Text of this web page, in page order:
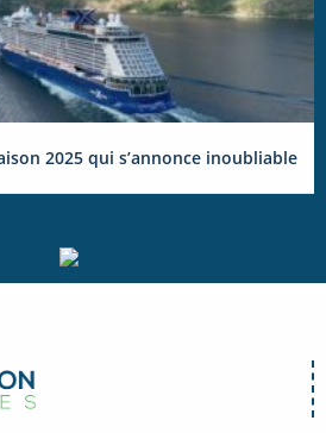
2025 qui s’annonce inoubliable